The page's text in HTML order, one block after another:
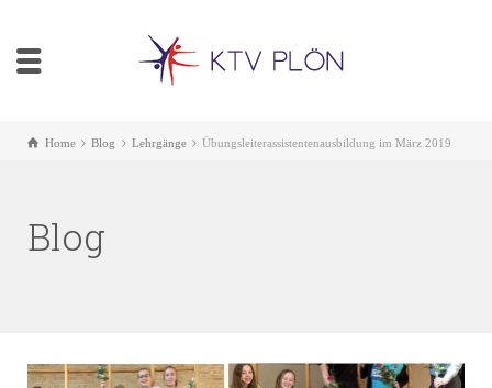
Home Blog Lehrgänge Übungsleiterassistentenausbildung im März 2019
Blog